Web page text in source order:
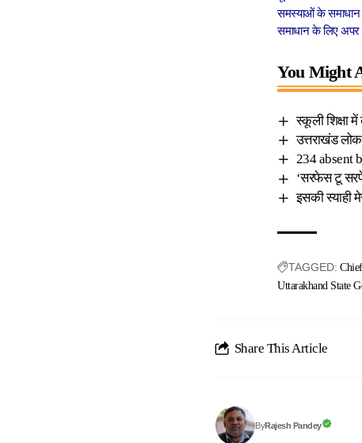
समस्याओं के समाधान
समाधान के लिए अपर
You Might
स्कूली शिक्षा
उत्तराखंड
234 absent
‘सरफेस टू
इसकी स्याही
TAGGED:
Uttarakhand State
Share This Article
ByRajesh Pandey